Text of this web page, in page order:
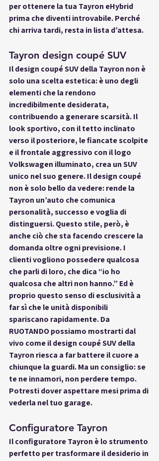
per ottenere la tua Tayron eHybrid
prima che diventi introvabile. Perché
chi arriva tardi, resta in lista d’attesa.
Tayron design coupé SUV
Il design coupé SUV della Tayron non è
solo una scelta estetica: è uno degli
elementi che la rendono
incredibilmente desiderata,
contribuendo a generare scarsità. Il
look sportivo, con il tetto inclinato
verso il posteriore, le fiancate scolpite
e il frontale aggressivo con il logo
Volkswagen illuminato, crea un SUV
unico nel suo genere. Il design coupé
non è solo bello da vedere: rende la
Tayron un’auto che comunica
personalità, successo e voglia di
distinguersi. Questo stile, però, è
anche ciò che sta facendo crescere la
domanda oltre ogni previsione. I
clienti vogliono possedere qualcosa
che parli di loro, che dica “io ho
qualcosa che altri non hanno.” Ed è
proprio questo senso di esclusività a
far sì che le unità disponibili
spariscano rapidamente. Da
RUOTANDO possiamo mostrarti dal
vivo come il design coupé SUV della
Tayron riesca a far battere il cuore a
chiunque la guardi. Ma un consiglio: se
te ne innamori, non perdere tempo.
Potresti dover aspettare mesi prima di
vederla nel tuo garage.
Configuratore Tayron
Il configuratore Tayron è lo strumento
perfetto per trasformare il desiderio in